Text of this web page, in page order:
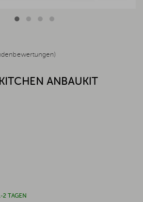
ANBAUKIT
2 TAGEN